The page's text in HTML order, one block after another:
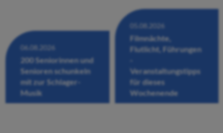
06.08.2026
200 Seniorinnen und
Senioren schunkeln
mit zur Schlager-
Musik
05.08.2026
Filmnächte,
Flutlicht, Führungen
Veranstaltungstipps
für dieses
Wochenende